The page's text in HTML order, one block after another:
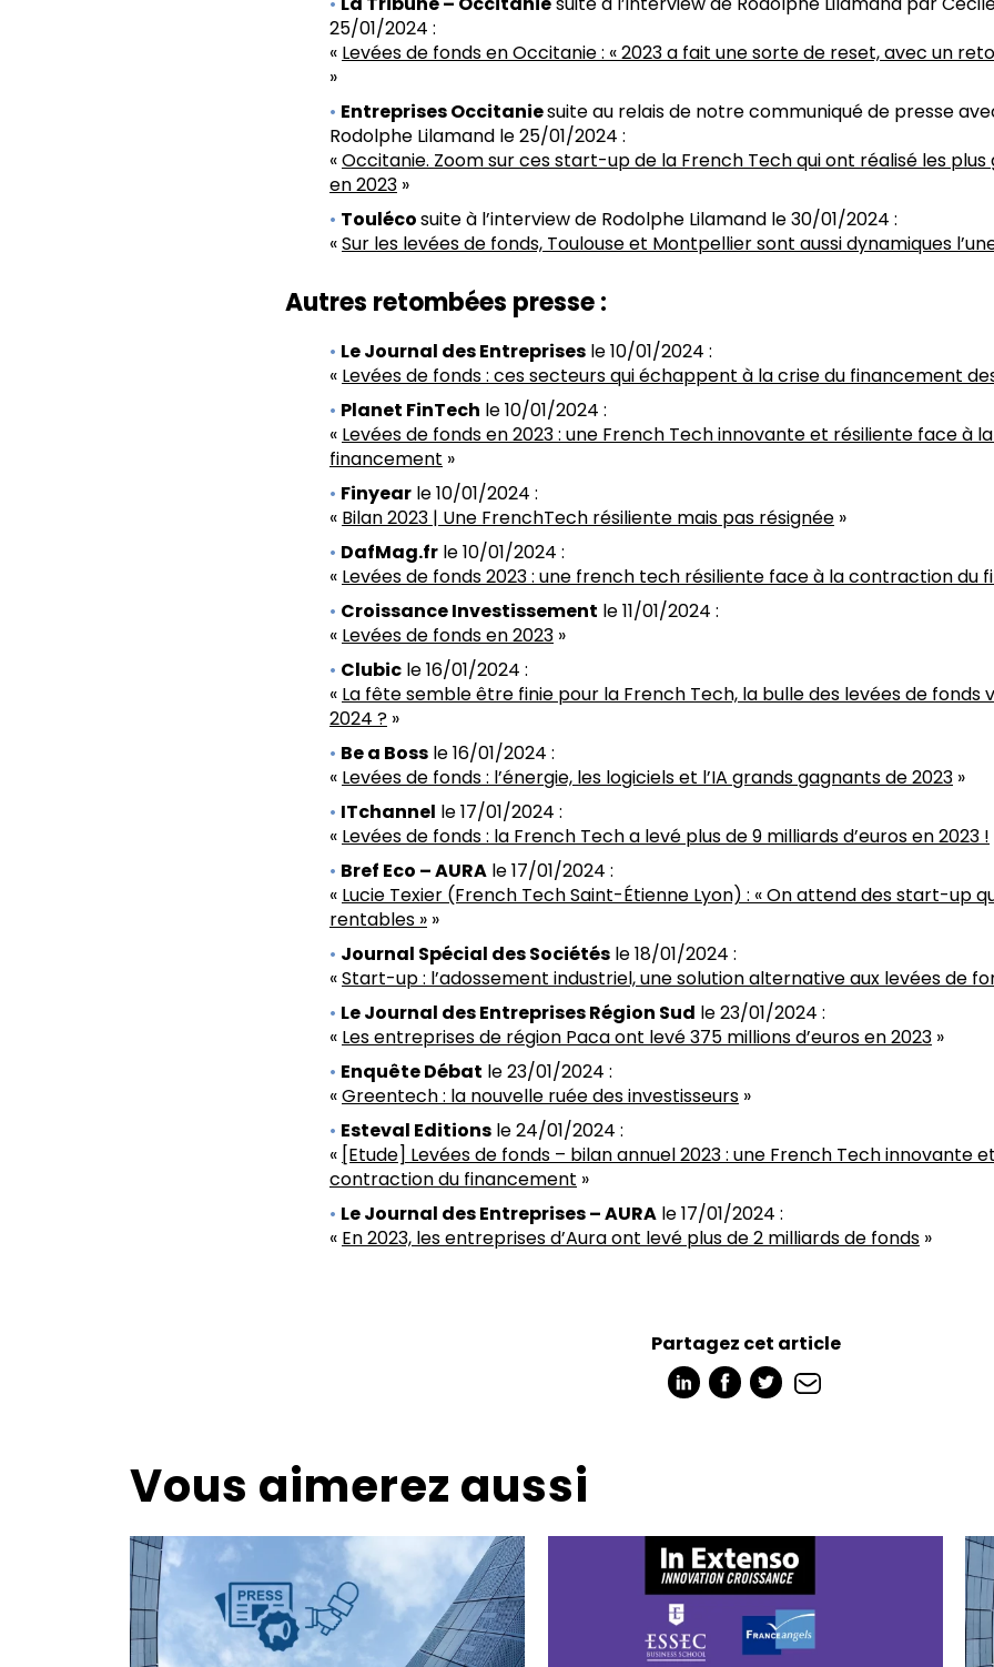
25/01/2024 :
« Levées de fonds en Occitanie : « 2023 a fait une sorte de reset, avec un
»
Entreprises Occitaniesuite au relais de notre communiqué de presse
Rodolphe Lilamand le 25/01/2024 :
«Occitanie. Zoom sur ces start-up de la French Tech qui ont réalisé les plus
en 2023 »
Toulécosuite à l’interview de Rodolphe Lilamand le 30/01/2024 :
«Sur les levées de fonds, Toulouse et Montpellier sont aussi dynamiques
Autres retombées presse :
Le Journal des Entreprises le 10/01/2024 :
« Levées de fonds : ces secteurs qui échappent à la crise du financement
Planet FinTech le 10/01/2024 :
« Levées de fonds en 2023 : une French Tech innovante et résiliente face à
financement »
Finyear le 10/01/2024 :
« Bilan 2023 | Une FrenchTech résiliente mais pas résignée »
DafMag.fr le 10/01/2024 :
« Levées de fonds 2023 : une french tech résiliente face à la contraction du
Croissance Investissement le 11/01/2024 :
« Levées de fonds en 2023 »
Clubic le 16/01/2024 :
« La fête semble être finie pour la French Tech, la bulle des levées de
2024 ? »
Be a Boss le 16/01/2024 :
« Levées de fonds : l’énergie, les logiciels et l’IA grands gagnants de 2023 »
ITchannel le 17/01/2024 :
« Levées de fonds : la French Tech a levé plus de 9 milliards d’euros en 2023 !
Bref Eco – AURA le 17/01/2024 :
« Lucie Texier (French Tech Saint-Étienne Lyon) : « On attend des start-up
rentables » »
Journal Spécial des Sociétés le 18/01/2024 :
«Start-up : l’adossement industriel, une solution alternative aux levées de
Le Journal des Entreprises Région Sud le 23/01/2024 :
« Les entreprises de région Paca ont levé 375 millions d’euros en 2023 »
Enquête Débat le 23/01/2024 :
«Greentech : la nouvelle ruée des investisseurs »
Esteval Editions le 24/01/2024 :
« [Etude] Levées de fonds – bilan annuel 2023 : une French Tech innovante
contraction du financement »
Le Journal des Entreprises – AURA le 17/01/2024 :
« En 2023, les entreprises d’Aura ont levé plus de 2 milliards de fonds »
Partagez cet article
Vous aimerez aussi